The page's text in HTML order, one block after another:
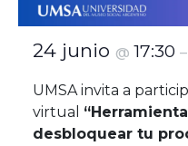
24 junio @ 17:30 –
UMSA invita a
virtual
desbloquear tu